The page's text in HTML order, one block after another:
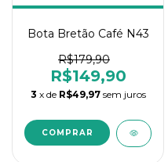
Bota Bretão Café N43
R$179,90
R$149,90
3 x de R$49,97 sem juros